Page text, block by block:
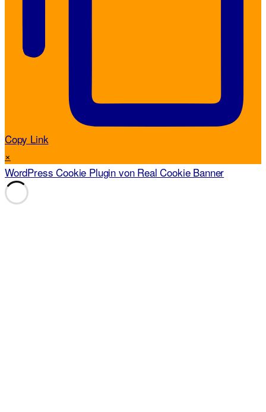
Copy Link
×
WordPress Cookie Plugin von Real Cookie Banner